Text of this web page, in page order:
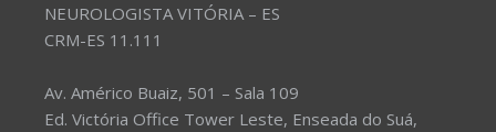
NEUROLOGISTA VITÓRIA – ES
CRM-ES 11.111
Av. Américo Buaiz, 501 – Sala 109
Ed. Victória Office Tower Leste, Enseada do Suá,